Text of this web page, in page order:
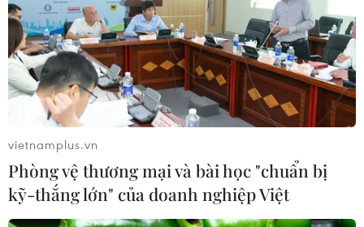
Cựu Giám đốc Viện Quốc gia về Dị
ứng của Mỹ bị buộc tội khinh thường
Quốc hội
07/08/2026 00:25
Nga thoái vốn nhà nước khỏi Sân bay
Quốc tế Sheremetyevo
07/08/2026 00:22
vietnamplus.vn
Phòng vệ thương mại và bài học "chuẩn bị
kỹ-thắng lớn" của doanh nghiệp Việt